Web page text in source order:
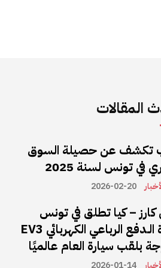
المقالات
تكشف عن حصيلة السوق
في تونس لسنة 2025
2026-02-20
– كيا تطلق في تونس
سيارة الـدفع الرباعي الكهربائي EV3
بلقب سيارة العام عالميًا
2026-01-14